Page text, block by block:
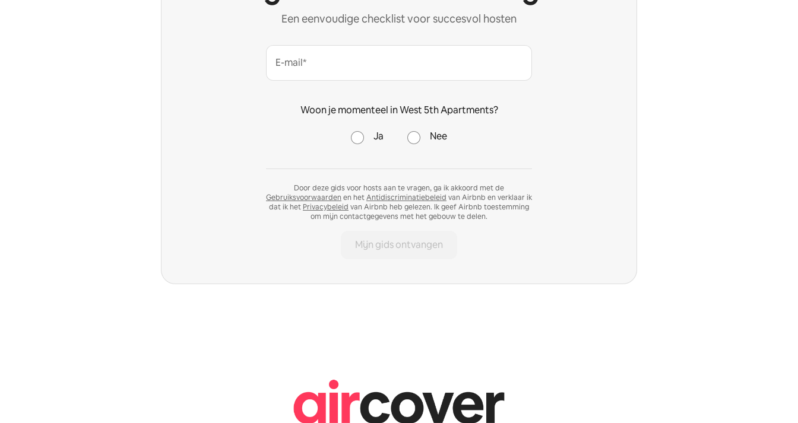
Een eenvoudige checklist voor succesvol hosten
E-mail*
Woon je momenteel in West 5th Apartments?
Ja Nee
Door deze gids voor hosts aan te vragen, ga ik akkoord met de
Gebruiksvoorwaarden en hetAntidiscriminatiebeleid van Airbnb en verklaar ik
dat ik het Privacybeleid van Airbnb heb gelezen. Ik geef Airbnb toestemming
om mijn contactgegevens met het gebouw te delen.
Mijn gids ontvangen